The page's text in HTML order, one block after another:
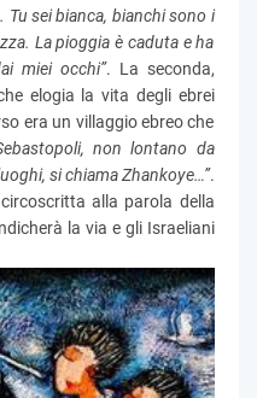
Tu sei bianca, bianchi sono i
La pioggia è caduta e ha
miei occhi”. La seconda,
elogia la vita degli ebrei
era un villaggio ebreo che
non lontano da
si chiama Zhankoye…”.
alla parola della
la via e gli Israeliani